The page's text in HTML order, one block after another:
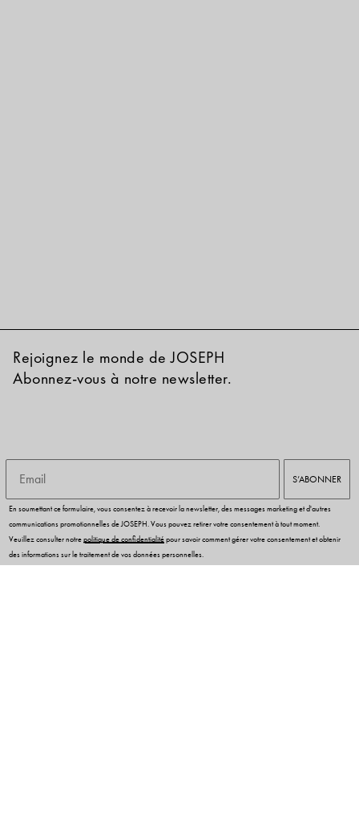
Rejoignez le monde de JOSEPH
Abonnez-vous à notre newsletter.
Email
S’ABONNER
En soumettant ce formulaire, vous consentez à recevoir la newsletter, des messages marketing et d'autres
communications promotionnelles de JOSEPH. Vous pouvez retirer votre consentement à tout moment.
Veuillez consulter notrepolitique de confidentialitépour savoir comment gérer votre consentement et obtenir
des informations sur le traitement de vos données personnelles.